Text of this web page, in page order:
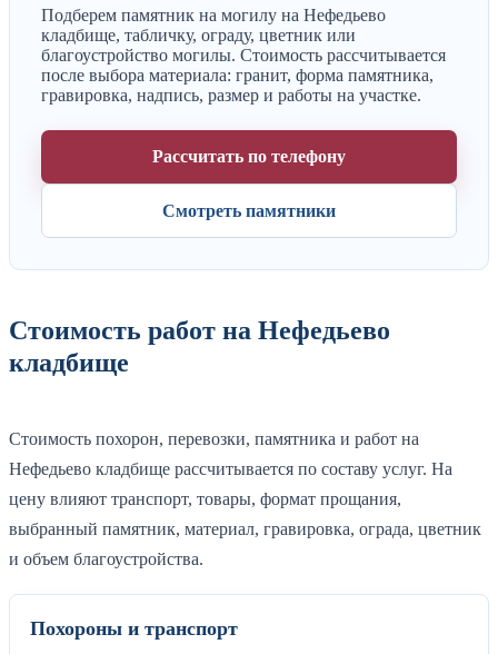
Подберем памятник на могилу на Нефедьево
кладбище, табличку, ограду, цветник или
благоустройство могилы. Стоимость рассчитывается
после выбора материала: гранит, форма памятника,
гравировка, надпись, размер и работы на участке.
Рассчитать по телефону
Смотреть памятники
Стоимость работ на Нефедьево
кладбище
Стоимость похорон, перевозки, памятника и работ на
Нефедьево кладбище рассчитывается по составу услуг. На
цену влияют транспорт, товары, формат прощания,
выбранный памятник, материал, гравировка, ограда, цветник
и объем благоустройства.
Похороны и транспорт